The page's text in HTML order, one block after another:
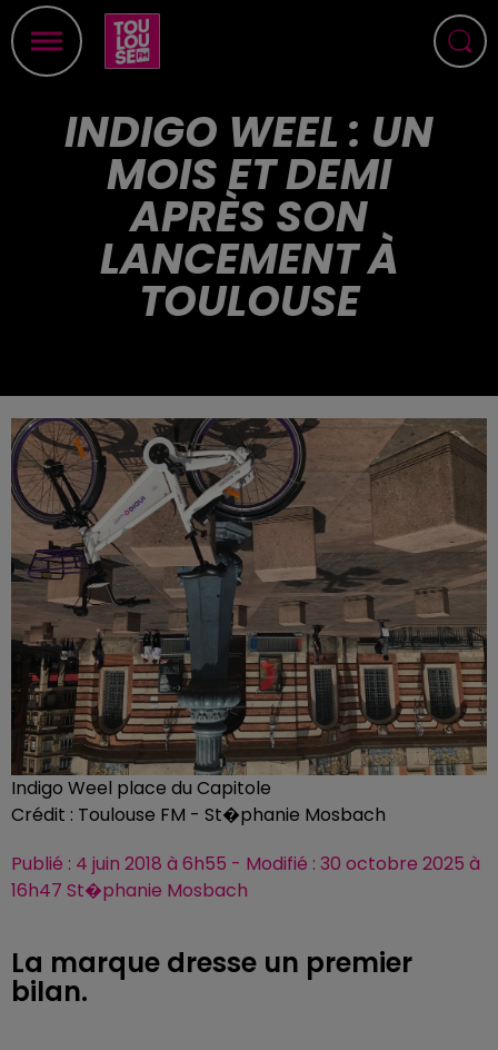
INDIGO WEEL : UN
MOIS ET DEMI
APRÈS SON
LANCEMENT À
TOULOUSE
Indigo Weel place du Capitole
Crédit : Toulouse FM - St�phanie Mosbach
Publié : 4 juin 2018 à 6h55 - Modifié : 30 octobre 2025 à
16h47 St�phanie Mosbach
La marque dresse un premier
bilan.